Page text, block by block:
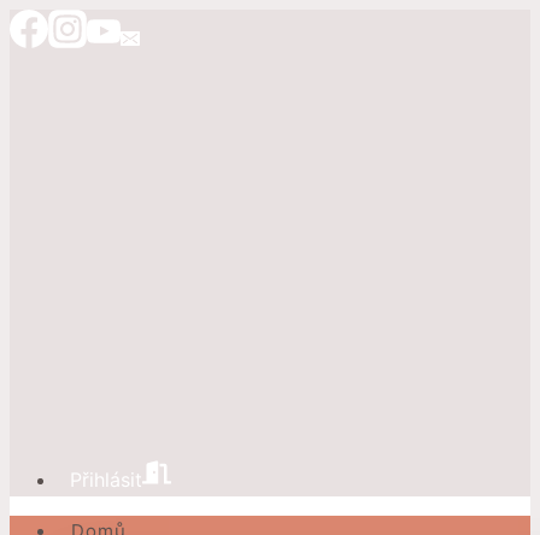
Přeskočit
na
Přihlásit